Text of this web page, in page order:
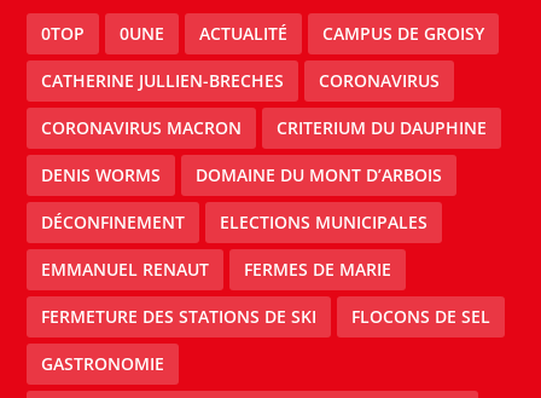
0TOP 0UNE ACTUALITÉ CAMPUS DE GROISY
CATHERINE JULLIEN-BRECHES CORONAVIRUS
CORONAVIRUS MACRON CRITERIUM DU DAUPHINE
DENIS WORMS DOMAINE DU MONT D’ARBOIS
DÉCONFINEMENT ELECTIONS MUNICIPALES
EMMANUEL RENAUT FERMES DE MARIE
FERMETURE DES STATIONS DE SKI FLOCONS DE SEL
GASTRONOMIE